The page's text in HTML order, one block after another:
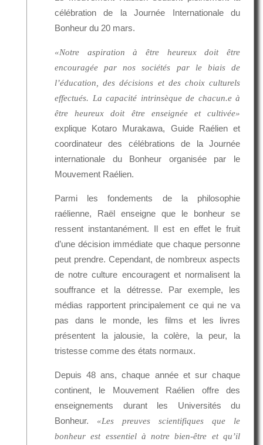
célébration de la Journée Internationale du
Bonheur du 20 mars.
«Notre aspiration à être heureux doit être
encouragée par nos sociétés par le biais de
l’éducation, des décisions et des choix culturels
effectués. La capacité intrinsèque de chacun.e à
être heureux doit être enseignée et cultivée»
explique Kotaro Murakawa, Guide Raélien et
coordinateur des célébrations de la Journée
internationale du Bonheur organisée par le
Mouvement Raélien.
Parmi les fondements de la philosophie
raélienne, Raël enseigne que le bonheur se
ressent instantanément. Il est en effet le fruit
d’une décision immédiate que chaque personne
peut prendre. Cependant, de nombreux aspects
de notre culture encouragent et normalisent la
souffrance et la détresse. Par exemple, les
médias rapportent principalement ce qui ne va
pas dans le monde, les films et les livres
présentent la jalousie, la colère, la peur, la
tristesse comme des états normaux.
Depuis 48 ans, chaque année et sur chaque
continent, le Mouvement Raélien offre des
enseignements durant les Universités du
Bonheur. «Les preuves scientifiques que le
bonheur est essentiel à notre bien-être et qu’il